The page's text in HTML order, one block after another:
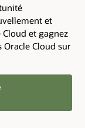
et
et gagnez
Cloud sur